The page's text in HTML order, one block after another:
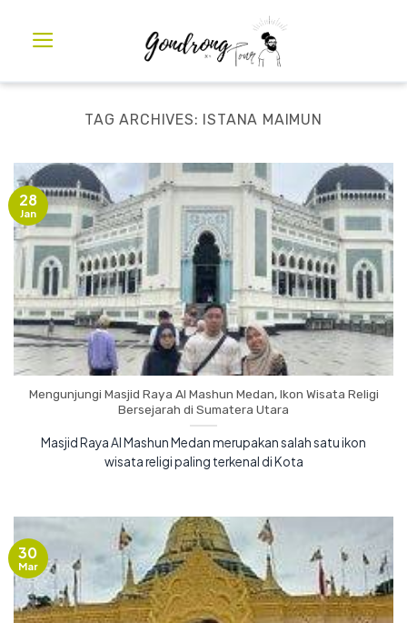
TAG ARCHIVES: ISTANA MAIMUN
Mengunjungi Masjid Raya Al Mashun Medan, Ikon Wisata Religi
Bersejarah di Sumatera Utara
Masjid Raya Al Mashun Medan merupakan salah satu ikon
wisata religi paling terkenal di Kota
28
Jan
30
Mar